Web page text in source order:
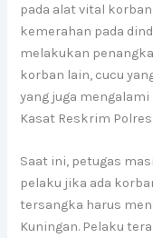
pada alat vital
kemerahan pada
melakukan
korban lain, cucu
yang juga
Kasat Reskrim
Saat ini, petugas
pelaku jika ada
tersangka harus
Kuningan. Pelaku